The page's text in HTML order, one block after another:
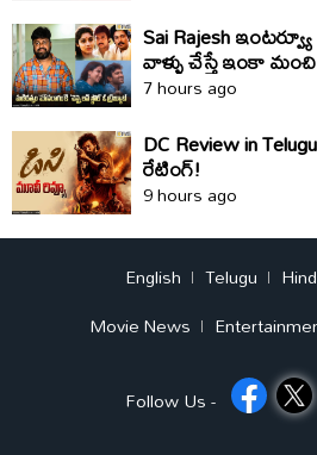
Sai Rajesh
వాళ్ళు చేస్తే ఇంకా
సాయి రాజేష్
7 hours ago
DC Review in
రేటింగ్!
9 hours ago
English Telugu
Movie News
Follow Us -